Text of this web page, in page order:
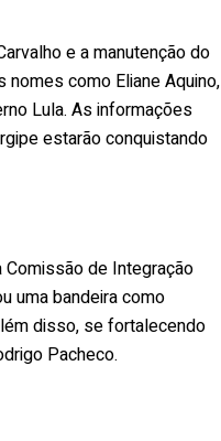
e a manutenção do
como Eliane Aquino,
Lula. As informações
estarão conquistando
de Integração
uma bandeira como
disso, se fortalecendo
Pacheco.